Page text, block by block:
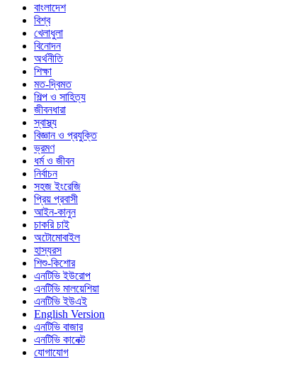
বাংলাদেশ
বিশ্ব
খেলাধুলা
বিনোদন
অর্থনীতি
শিক্ষা
মত-দ্বিমত
শিল্প ও সাহিত্য
জীবনধারা
স্বাস্থ্য
বিজ্ঞান ও প্রযুক্তি
ভ্রমণ
ধর্ম ও জীবন
নির্বাচন
সহজ ইংরেজি
প্রিয় প্রবাসী
আইন-কানুন
চাকরি চাই
অটোমোবাইল
হাস্যরস
শিশু-কিশোর
এনটিভি ইউরোপ
এনটিভি মালয়েশিয়া
এনটিভি ইউএই
English Version
এনটিভি বাজার
এনটিভি কানেক্ট
যোগাযোগ